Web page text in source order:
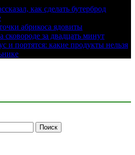
как сделать бутерброд
абрикоса ядовиты
за двадцать минут
и портятся: какие продукты нельзя